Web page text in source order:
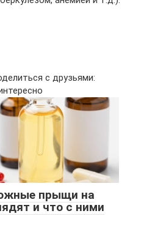
с друзьями:
прыщи на
и что с ними